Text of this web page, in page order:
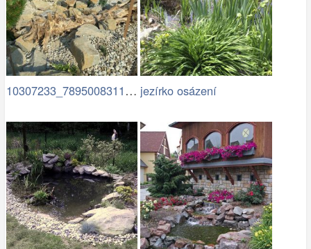
10307233_789500831125992… jezírko osázení